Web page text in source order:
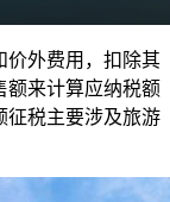
价外费用，扣除其
额来计算应纳税额
征税主要涉及旅游